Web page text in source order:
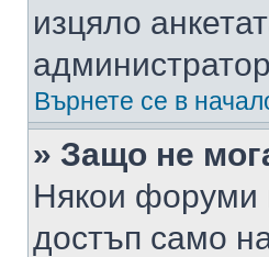
изцяло
Върнете се в
» Защо не
Някои форуми
достъп само